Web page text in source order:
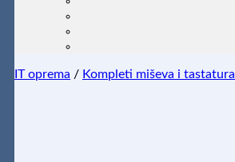
IT oprema / Kompleti miševa i tastatura